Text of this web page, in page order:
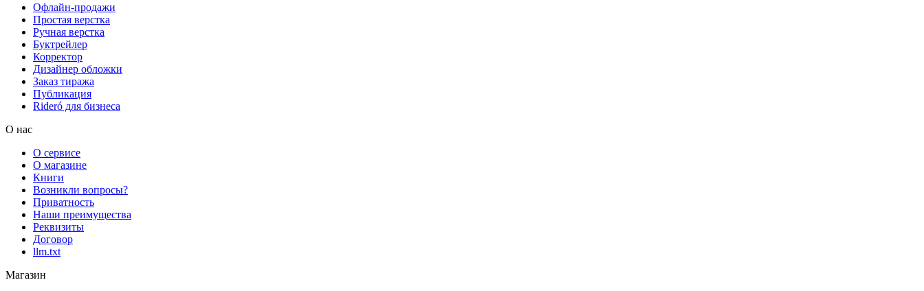
Офлайн-продажи
Простая верстка
Ручная верстка
Буктрейлер
Корректор
Дизайнер обложки
Заказ тиража
Публикация
Rideró для бизнеса
О нас
О сервисе
О магазине
Книги
Возникли вопросы?
Приватность
Наши преимущества
Реквизиты
Договор
llm.txt
Магазин